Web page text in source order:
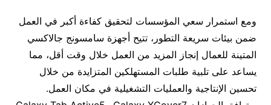
ومع استمرار سعي المؤسسات لتحقيق كفاءة أكبر في العمل
ضمن بيئات سريعة التطور، تتيح أجهزة سامسونج جالاكسي
المتينة للعمال إنجاز المزيد من العمل خلال وقت أقل، مما
يساعد على تلبية طلبات المستهلكين المتزايدة من خلال
تحسين الإنتاجية والعمليات التشغيلية في مكان العمل.